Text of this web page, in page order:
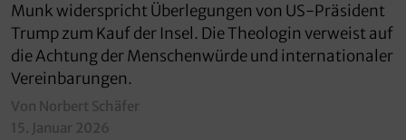
Munk widerspricht Überlegungen von US-Präsident
Trump zum Kauf der Insel. Die Theologin verweist auf
die Achtung der Menschenwürde und internationaler
Vereinbarungen.
Von Norbert Schäfer
15. Januar 2026